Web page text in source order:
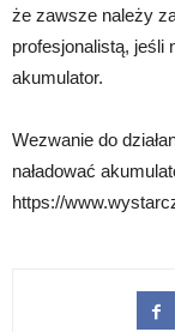
że zawsze należy
profesjonalistą, jeśli
akumulator.
Wezwanie do
naładować
https://